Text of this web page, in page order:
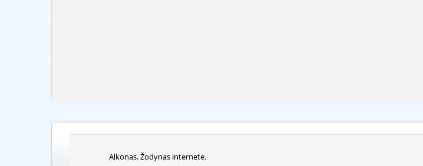
Alkonas. Žodynas internete.